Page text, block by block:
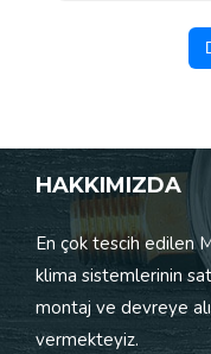
HAKKIMIZDA
En çok tescih edilen
klima sistemlerinin
montaj ve devreye
vermekteyiz.